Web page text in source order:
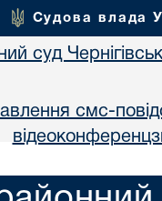
Судова влада
суд
смс-